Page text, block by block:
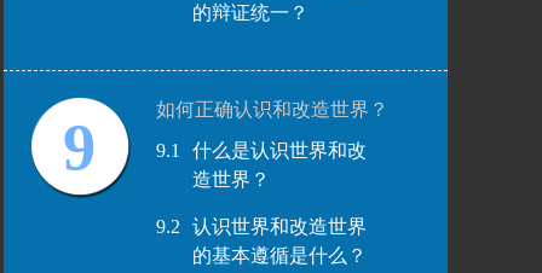
的辩证统一？
9
如何正确认识和改造世界？
9.1
什么是认识世界和改
造世界？
9.2
认识世界和改造世界
的基本遵循是什么？